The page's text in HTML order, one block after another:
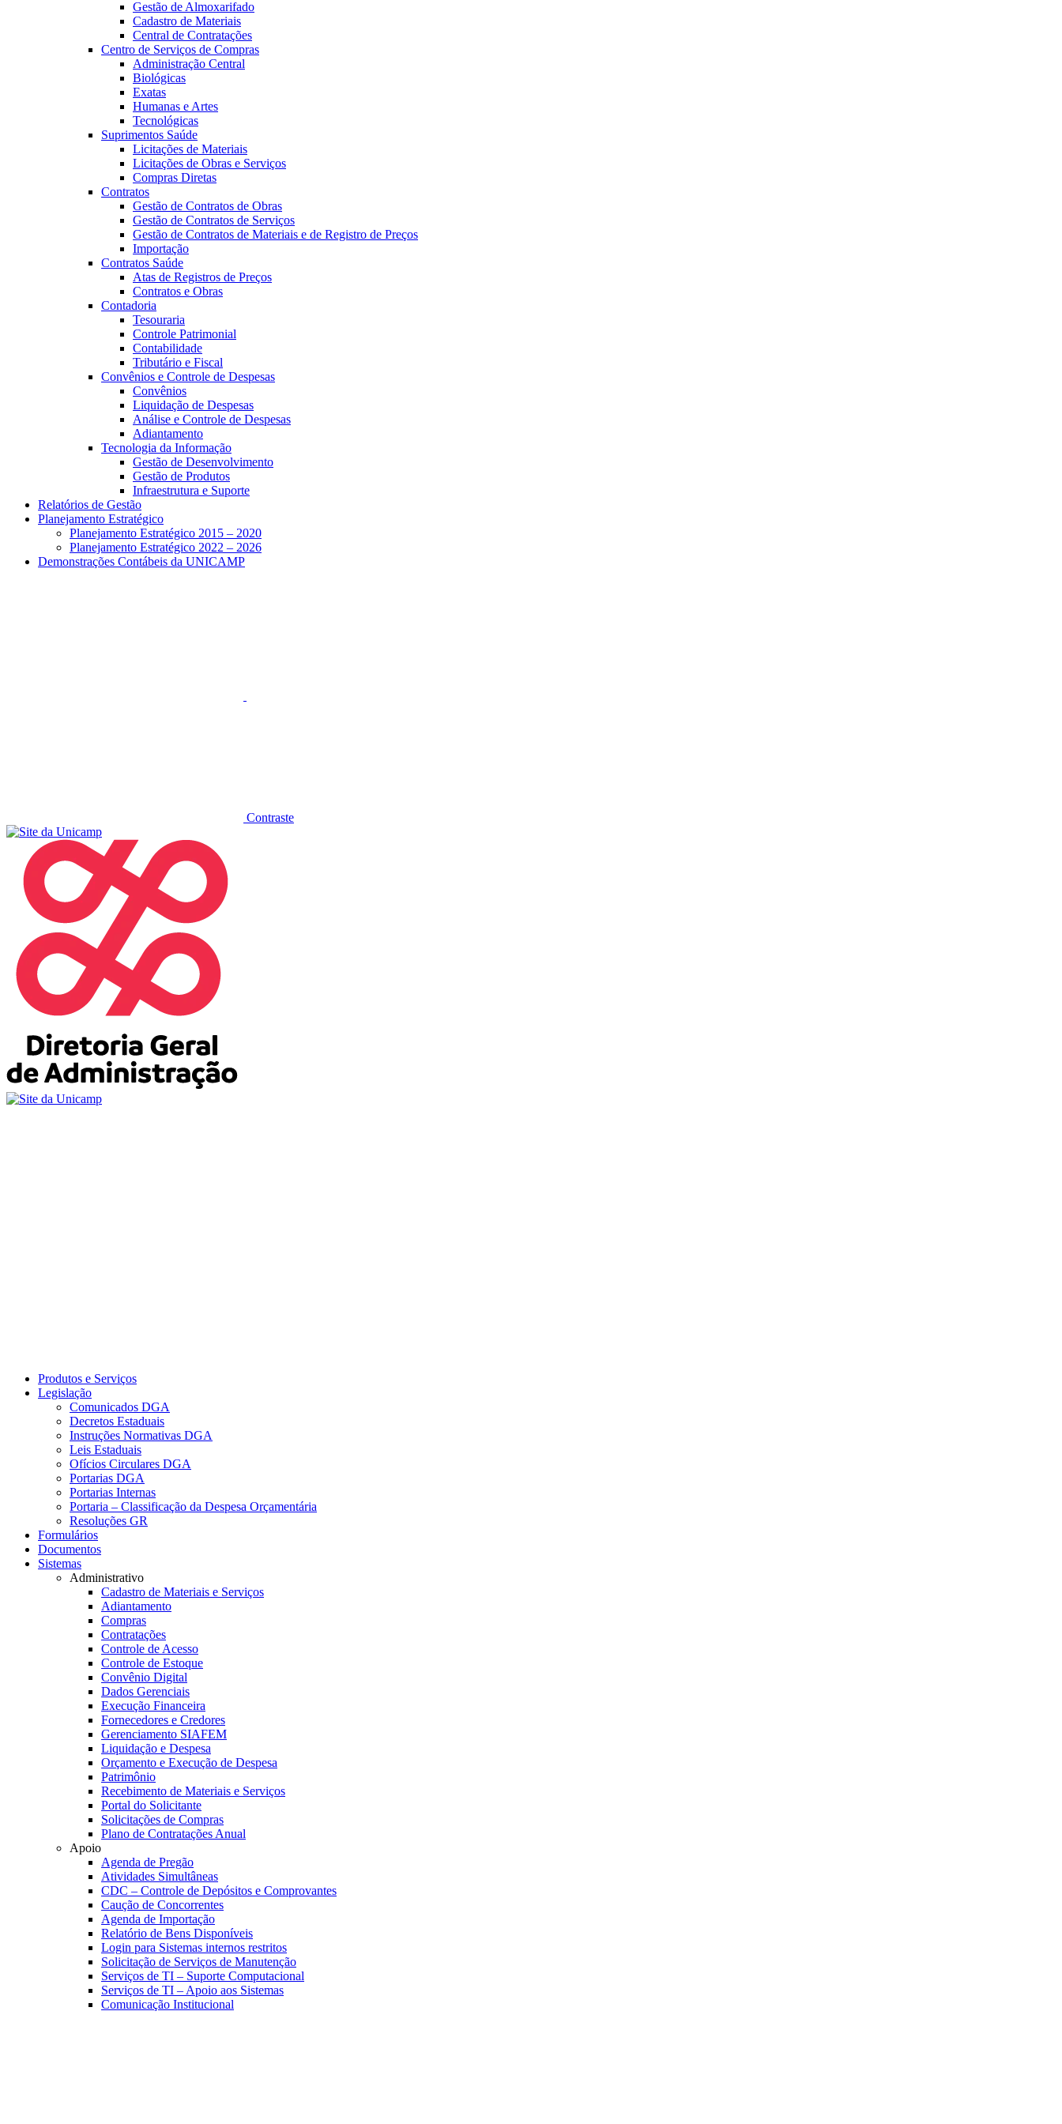
Gestão de Almoxarifado
Cadastro de Materiais
Central de Contratações
Centro de Serviços de Compras
Administração Central
Biológicas
Exatas
Humanas e Artes
Tecnológicas
Suprimentos Saúde
Licitações de Materiais
Licitações de Obras e Serviços
Compras Diretas
Contratos
Gestão de Contratos de Obras
Gestão de Contratos de Serviços
Gestão de Contratos de Materiais e de Registro de Preços
Importação
Contratos Saúde
Atas de Registros de Preços
Contratos e Obras
Contadoria
Tesouraria
Controle Patrimonial
Contabilidade
Tributário e Fiscal
Convênios e Controle de Despesas
Convênios
Liquidação de Despesas
Análise e Controle de Despesas
Adiantamento
Tecnologia da Informação
Gestão de Desenvolvimento
Gestão de Produtos
Infraestrutura e Suporte
Relatórios de Gestão
Planejamento Estratégico
Planejamento Estratégico 2015 – 2020
Planejamento Estratégico 2022 – 2026
Demonstrações Contábeis da UNICAMP
Contraste
Produtos e Serviços
Legislação
Comunicados DGA
Decretos Estaduais
Instruções Normativas DGA
Leis Estaduais
Ofícios Circulares DGA
Portarias DGA
Portarias Internas
Portaria – Classificação da Despesa Orçamentária
Resoluções GR
Formulários
Documentos
Sistemas
Administrativo
Cadastro de Materiais e Serviços
Adiantamento
Compras
Contratações
Controle de Acesso
Controle de Estoque
Convênio Digital
Dados Gerenciais
Execução Financeira
Fornecedores e Credores
Gerenciamento SIAFEM
Liquidação e Despesa
Orçamento e Execução de Despesa
Patrimônio
Recebimento de Materiais e Serviços
Portal do Solicitante
Solicitações de Compras
Plano de Contratações Anual
Apoio
Agenda de Pregão
Atividades Simultâneas
CDC – Controle de Depósitos e Comprovantes
Caução de Concorrentes
Agenda de Importação
Relatório de Bens Disponíveis
Login para Sistemas internos restritos
Solicitação de Serviços de Manutenção
Serviços de TI – Suporte Computacional
Serviços de TI – Apoio aos Sistemas
Comunicação Institucional